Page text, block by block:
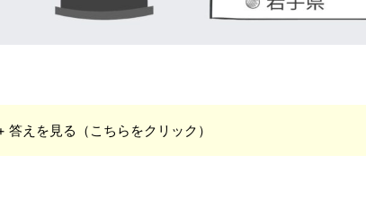
答えを見る（こちらをクリック）